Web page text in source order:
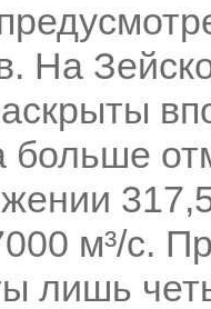
На
м³/с.
лишь